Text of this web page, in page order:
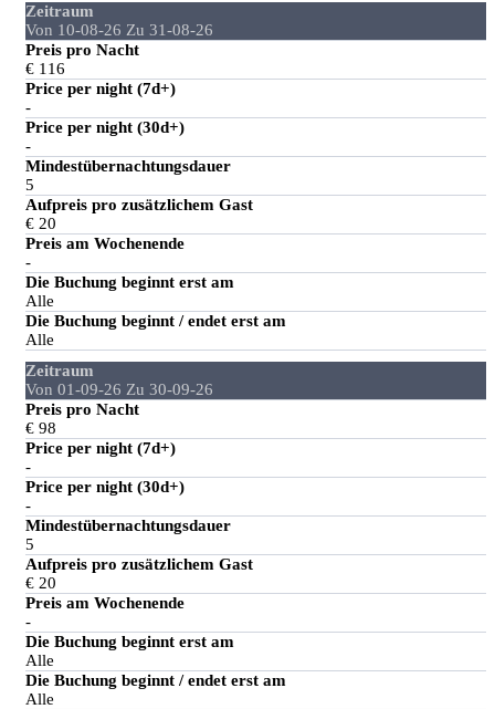
Zeitraum
Von 10-08-26 Zu 31-08-26
Preis pro Nacht
€ 116
Price per night (7d+)
-
Price per night (30d+)
-
Mindestübernachtungsdauer
5
Aufpreis pro zusätzlichem Gast
€ 20
Preis am Wochenende
-
Die Buchung beginnt erst am
Alle
Die Buchung beginnt / endet erst am
Alle
Zeitraum
Von 01-09-26 Zu 30-09-26
Preis pro Nacht
€ 98
Price per night (7d+)
-
Price per night (30d+)
-
Mindestübernachtungsdauer
5
Aufpreis pro zusätzlichem Gast
€ 20
Preis am Wochenende
-
Die Buchung beginnt erst am
Alle
Die Buchung beginnt / endet erst am
Alle